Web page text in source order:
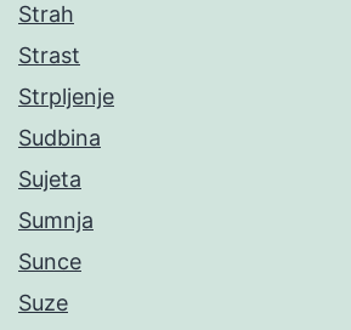
Strah
Strast
Strpljenje
Sudbina
Sujeta
Sumnja
Sunce
Suze